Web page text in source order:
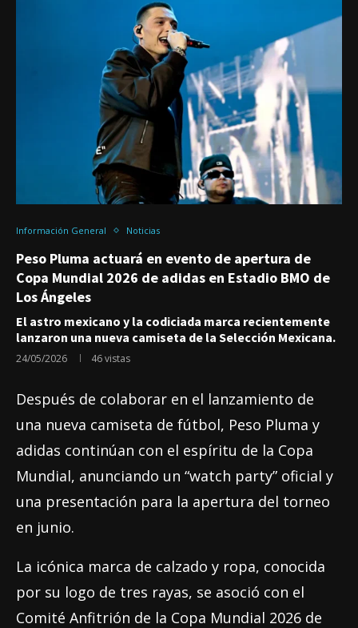
Información General Noticias
Peso Pluma actuará en evento de apertura de
Copa Mundial 2026 de adidas en Estadio BMO de
Los Ángeles
El astro mexicano y la codiciada marca recientemente
lanzaron una nueva camiseta de la Selección Mexicana.
24/05/2026 46vistas
Después de colaborar en el lanzamiento de
una nueva camiseta de fútbol, Peso Pluma y
adidas continúan con el espíritu de la Copa
Mundial, anunciando un “watch party” oficial y
una presentación para la apertura del torneo
en junio.
La icónica marca de calzado y ropa, conocida
por su logo de tres rayas, se asoció con el
Comité Anfitrión de la Copa Mundial 2026 de